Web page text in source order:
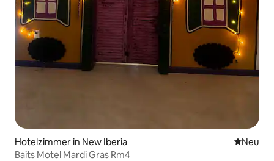
Hotelzimmer in New Iberia Neue
Neu
Baits Motel Mardi Gras Rm4